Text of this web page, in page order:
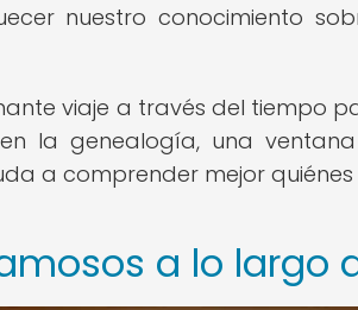
nuestro conocimiento
viaje a través del tiempo
la genealogía, una
a comprender mejor
a lo largo